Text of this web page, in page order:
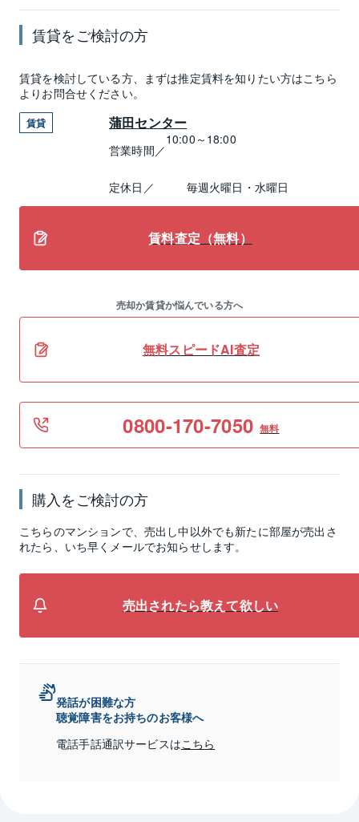
賃貸をご検討の方
賃貸を検討している方、まずは推定賃料を知りたい方はこちら
よりお問合せください。
賃貸 蒲田センター
営業時間／
10:00～18:00
定休日／ 毎週火曜日・水曜日
賃料査定（無料）
売却か賃貸か悩んでいる方へ
無料スピードAI査定
0800-170-7050 無料
購入をご検討の方
こちらのマンションで、売出し中以外でも新たに部屋が売出さ
れたら、いち早くメールでお知らせします。
売出されたら教えて欲しい
発話が困難な方
聴覚障害をお持ちのお客様へ
電話手話通訳サービスはこちら